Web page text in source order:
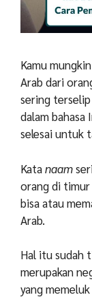
Kamu
Arab dari
sering
dalam bahasa
selesai untuk
Katanaam
orang di timur
bisa atau
Arab.
Hal itu sudah
merupakan
yang